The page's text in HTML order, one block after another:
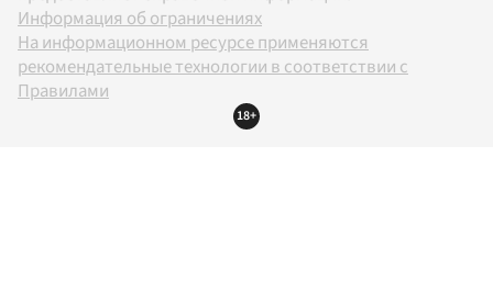
Информация об ограничениях
На информационном ресурсе применяются
рекомендательные технологии в соответствии с
Правилами
18+